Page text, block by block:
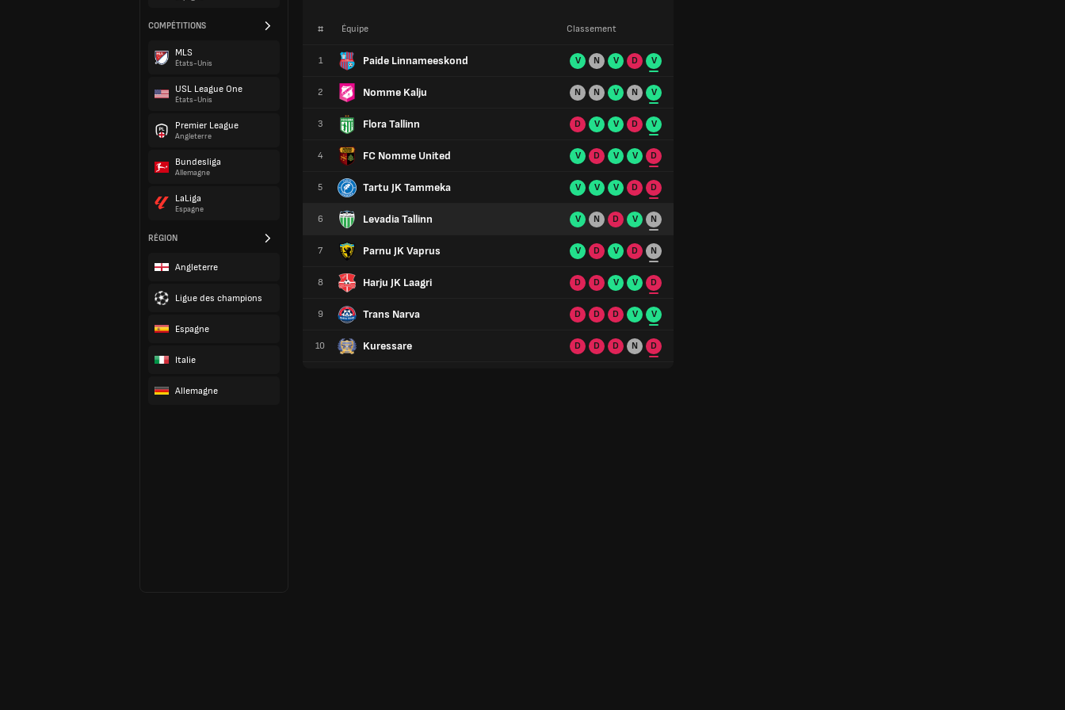
COMPÉTITIONS
MLS
États-Unis
USL League One
États-Unis
Premier League
Angleterre
Bundesliga
Allemagne
LaLiga
Espagne
RÉGION
Angleterre
Ligue des champions
Espagne
Italie
Allemagne
# Équipe
1 Paide Linnameeskond
2 Nomme Kalju
3 Flora Tallinn
4 FC Nomme United
5 Tartu JK Tammeka
6 Levadia Tallinn
7 Parnu JK Vaprus
8 Harju JK Laagri
9 Trans Narva
10 Kuressare
Classement
V N V D V
N N V N V
D V V D V
V D V V D
V V V D D
V N D V N
V D V D N
D D V V D
D D D V V
D D D N D